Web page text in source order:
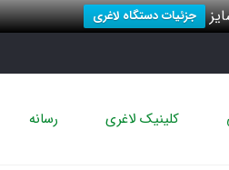
جزئیات دستگاه لاغری
کلینیک لاغری رسانه